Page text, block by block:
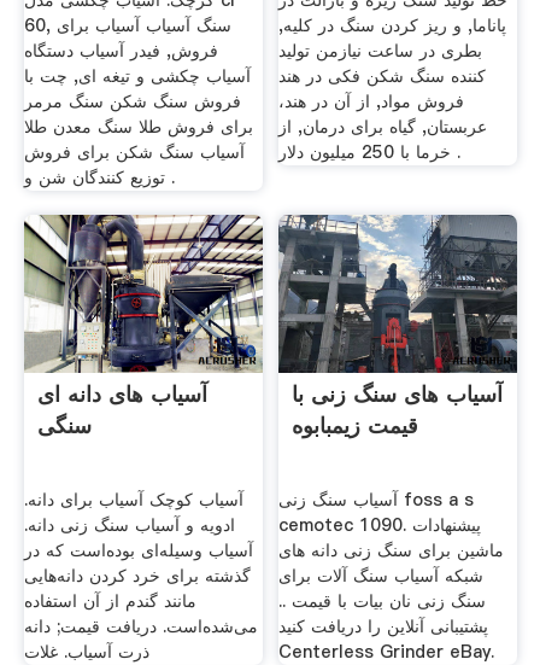
60, سنگ آسیاب آسیاب برای
فروش, فیدر آسیاب دستگاه
آسیاب چکشی و تیغه ای, چت با
فروش سنگ شکن سنگ مرمر
برای فروش طلا سنگ معدن طلا
آسیاب سنگ شکن برای فروش
توزیع کنندگان شن و .
پاناما, و ریز کردن سنگ در کلیه,
بطری در ساعت نیازمن تولید
کننده سنگ شکن فکی در هند
فروش مواد, از آن در هند،
عربستان, گیاه برای درمان, از
خرما با 250 ميليون دلار .
آسیاب های دانه ای
سنگی
آسیاب کوچک آسیاب برای دانه.
ادویه و آسیاب سنگ زنی دانه.
آسیاب وسیله‌ای بوده‌است که در
گذشته برای خرد کردن دانه‌هایی
مانند گندم از آن استفاده
می‌شده‌است. دریافت قیمت; دانه
ذرت آسیاب. غلات
آسیاب های سنگ زنی با
قیمت زیمبابوه
آسیاب سنگ زنی foss a s
cemotec 1090. پیشنهادات
ماشین برای سنگ زنی دانه های
شبکه آسیاب سنگ آلات برای
سنگ زنی نان بیات با قیمت ..
پشتیبانی آنلاین را دریافت کنید
Centerless Grinder eBay.